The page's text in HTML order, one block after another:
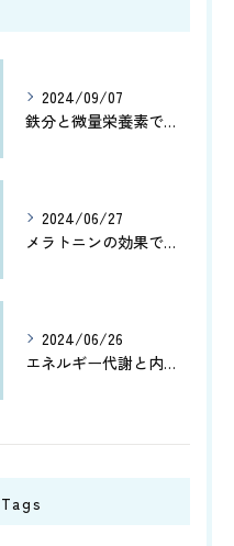
2024/09/07
鉄分と微量栄養素で健康管理
2024/06/27
メラトニンの効果で、よく眠れてホルモン分泌もアップ！カルシウムとアミノ酸で健康脳を維持しよう
2024/06/26
エネルギー代謝と内臓機能を改善！筋肉の活性化と骨盤調整がもたらす健康への効果とは？
Tags